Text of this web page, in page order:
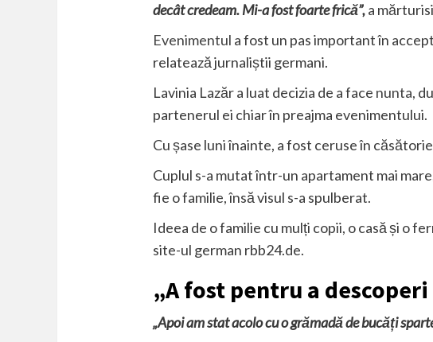
decât credeam. Mi-a fost foarte frică”,a
Evenimentul a fost un pas important în
relatează jurnaliștii germani.
Lavinia Lazăr a luat decizia de a face nunta,
partenerul ei chiar în preajma evenimentului.
Cu șase luni înainte, a fost ceruse în
Cuplul s-a mutat într-un apartament mai
fie o familie, însă visul s-a spulberat.
Ideea de o familie cu mulți copii, o casă și o
site-ul german rbb24.de.
„A fost pentru a
„Apoi am stat acolo cu o grămadă de bucăți